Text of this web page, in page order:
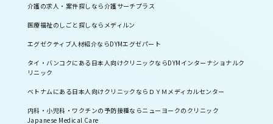
介護の求人・案件探しなら介護サーチプラス
医療福祉のしごと探しならメディルン
エグゼクティブ人材紹介ならDYMエグゼパート
タイ・バンコクにある日本人向けクリニックならDYMインターナショナルク
リニック
ベトナムにある日本人向けクリニックならＤＹＭメディカルセンター
内科・小児科・ワクチンの予防接種ならニューヨークのクリニック
Japanese Medical Care